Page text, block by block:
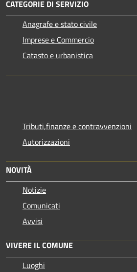
CATEGORIE DI SERVIZIO
Anagrafe e stato civile
Imprese e Commercio
Catasto e urbanistica
Tributi,finanze e contravvenzioni
Autorizzazioni
NOVITÀ
Notizie
Comunicati
Avvisi
VIVERE IL COMUNE
Luoghi